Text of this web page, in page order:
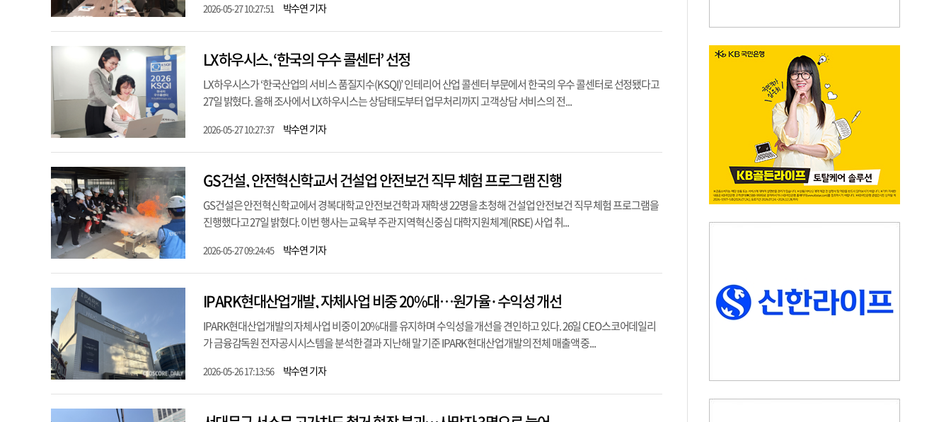
2026-05-27 10:27:51 박수연 기자
LX하우시스, ‘한국의 우수 콜센터’ 선정
LX하우시스가 ‘한국산업의 서비스 품질지수(KSQI)’ 인테리어 산업 콜센터 부문에서 한국의 우수 콜센터로 선정됐다고
27일 밝혔다. 올해 조사에서 LX하우시스는 상담태도부터 업무처리까지 고객상담 서비스의 전...
2026-05-27 10:27:37 박수연 기자
GS건설, 안전혁신학교서 건설업 안전보건 직무 체험 프로그램 진행
GS건설은 안전혁신학교에서 경복대학교 안전보건학과 재학생 22명을 초청해 건설업 안전보건 직무 체험 프로그램을
진행했다고 27일 밝혔다. 이번 행사는 교육부 주관 지역혁신중심 대학지원체계(RISE) 사업 취...
2026-05-27 09:24:45 박수연 기자
IPARK현대산업개발, 자체사업 비중 20%대…원가율·수익성 개선
IPARK현대산업개발의 자체사업 비중이 20%대를 유지하며 수익성을 개선을 견인하고 있다. 26일 CEO스코어데일리
가 금융감독원 전자공시시스템을 분석한 결과 지난해 말 기준 IPARK현대산업개발의 전체 매출액 중...
2026-05-26 17:13:56 박수연 기자